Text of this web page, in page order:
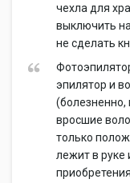
чехла для
выключить
не сделать
эпилятор и
вросшие
только
лежит в руке